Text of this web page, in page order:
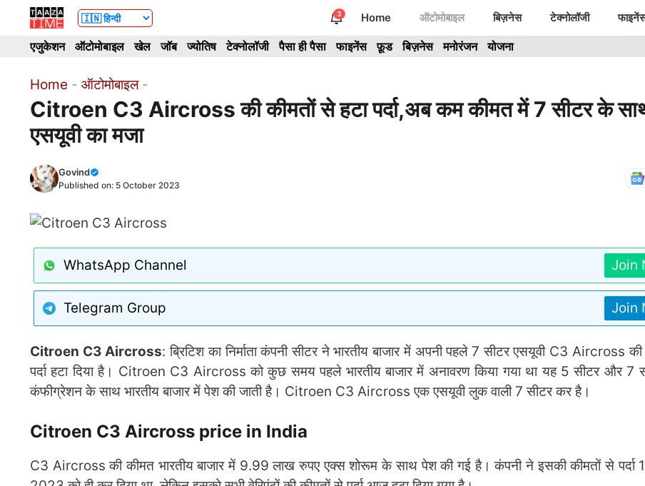
content
3 Home ऑटोमोबाइल बिज़नेस टेक्नोलॉजी
एजुकेशन ऑटोमोबाइल खेल जॉब ज्योतिष टेक्नोलॉजी पैसा ही पैसा फाइनेंस फ़ूड बिज़नेस मनोरंजन योजना
Home - ऑटोमोबाइल-
Citroen C3 Aircross की कीमतों से हटा पर्दा,अब कम कीमत में 7 सीटर के
एसयूवी का मजा
Govind
Published on: 5 October 2023
WhatsApp Channel Join
Telegram Group Join
Citroen C3 Aircross: ब्रिटिश का निर्माता कंपनी सीटर ने भारतीय बाजार में अपनी पहले 7 सीटर एसयूवी C3 Aircross
पर्दा हटा दिया है। Citroen C3 Aircross को कुछ समय पहले भारतीय बाजार में अनावरण किया गया था यह 5 सीटर और 7
कंफीग्रेशन के साथ भारतीय बाजार में पेश की जाती है। Citroen C3 Aircross एक एसयूवी लुक वाली 7 सीटर कर है।
Citroen C3 Aircross price in India
C3 Aircross की कीमत भारतीय बाजार में 9.99 लाख रुपए एक्स शोरूम के साथ पेश की गई है। कंपनी ने इसकी कीमतों से पर्दा